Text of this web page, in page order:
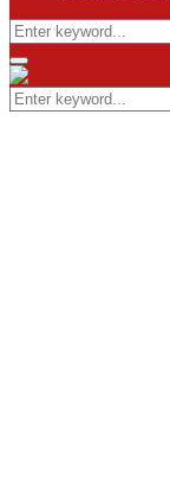
Search
for:
Primary
Menu
Search
for: